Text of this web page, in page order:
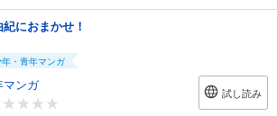
におまかせ！
・青年マンガ
マンガ
試し読み